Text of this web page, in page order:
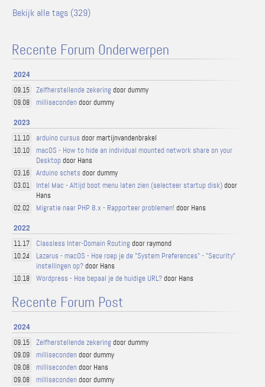
Bekijk alle tags (329)
Recente Forum Onderwerpen
2024
09.15 Zelfherstellende zekeringdoor dummy
09.08 milliseconden door dummy
2023
11.10 arduino cursus door martijnvandenbrakel
10.10
macOS - How to hide an individual mounted network share on your
Desktop door Hans
03.16 Arduino schets door dummy
03.01 Intel Mac - Altijd boot menu laten zien (selecteer startup disk)door
Hans
02.02 Migratie naar PHP 8.x - Rapporteer problemen! door Hans
2022
11.17 Classless Inter-Domain Routingdoor raymond
10.24
Lazarus - macOS - Hoe roep je de "System Preferences" - "Security"
instellingen op?door Hans
10.18 Wordpress - Hoe bepaal je de huidige URL?door Hans
Recente Forum Post
2024
09.15 Zelfherstellende zekeringdoor dummy
09.09 milliseconden door dummy
09.08 milliseconden door Hans
09.08 milliseconden door dummy